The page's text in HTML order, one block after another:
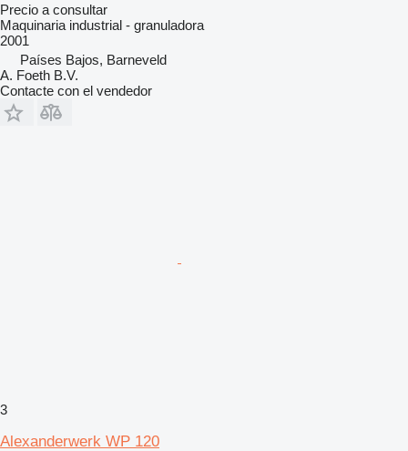
Precio a consultar
Maquinaria industrial - granuladora
2001
Países Bajos, Barneveld
A. Foeth B.V.
Contacte con el vendedor
3
Alexanderwerk WP 120